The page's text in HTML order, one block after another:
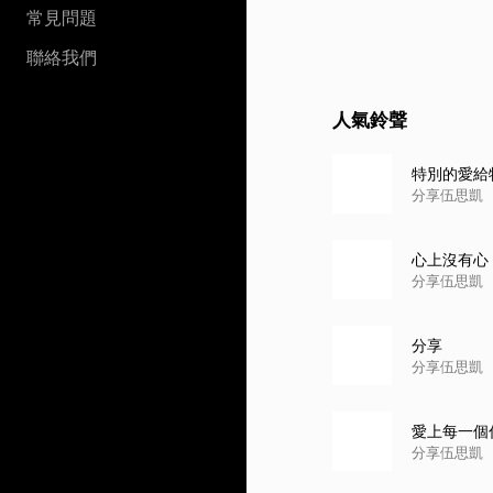
常見問題
聯絡我們
人氣鈴聲
特別的愛
分享伍思凱
心上沒有心
分享伍思凱
分享
分享伍思凱
愛上每一個
分享伍思凱